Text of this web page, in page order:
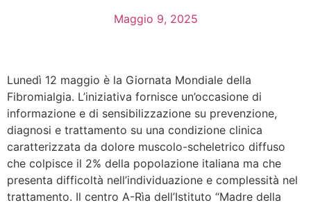
Maggio 9, 2025
Lunedì 12 maggio è la Giornata Mondiale della
Fibromialgia. L’iniziativa fornisce un’occasione di
informazione e di sensibilizzazione su prevenzione,
diagnosi e trattamento su una condizione clinica
caratterizzata da dolore muscolo-scheletrico diffuso
che colpisce il 2% della popolazione italiana ma che
presenta difficoltà nell’individuazione e complessità nel
trattamento. Il centro A-Rìa dell’Istituto “Madre della